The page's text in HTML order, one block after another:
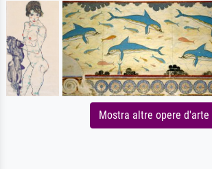
Mostra altre opere d'arte